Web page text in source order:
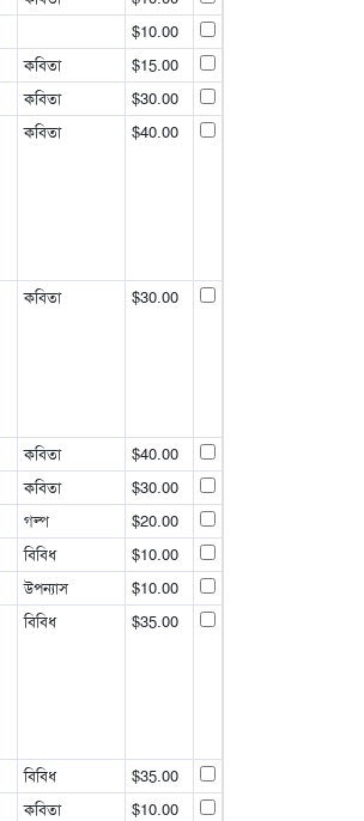
$10.00
কবিতা
$15.00
কবিতা
$30.00
কবিতা $40.00
কবিতা $30.00
কবিতা
$40.00
কবিতা
$30.00
গল্প
$20.00
বিবিধ
$10.00
উপন্যাস
$10.00
বিবিধ $35.00
বিবিধ
$35.00
কবিতা
$10.00